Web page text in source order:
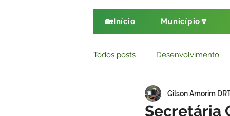
🏡Início Município🔽
Todos posts Desenvolvimento
Comunicado
Secretária
Gilson Amorim